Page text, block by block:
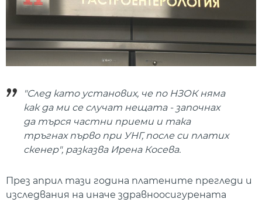
"След като установих, че по НЗОК няма
как да ми се случат нещата - започнах
да търся частни приеми и така
тръгнах първо при УНГ, после си платих
скенер", разказва Ирена Косева.
През април тази година платените прегледи и
изследвания на иначе здравноосигурената